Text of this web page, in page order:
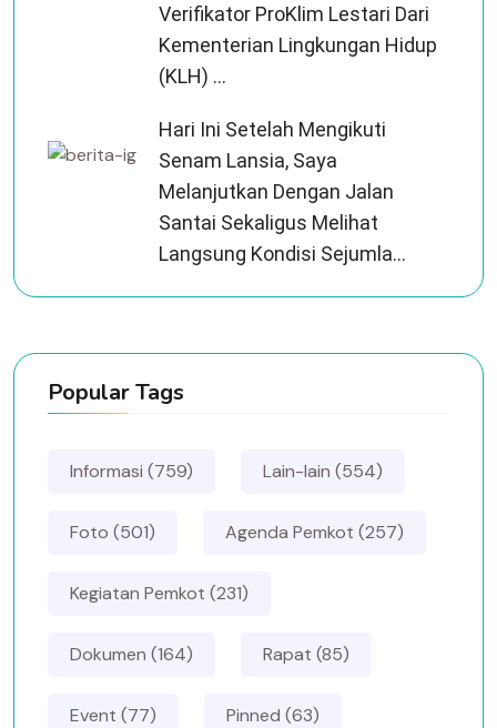
Verifikator ProKlim Lestari Dari
Kementerian Lingkungan Hidup
(KLH) ...
Hari Ini Setelah Mengikuti
Senam Lansia, Saya
Melanjutkan Dengan Jalan
Santai Sekaligus Melihat
Langsung Kondisi Sejumla...
Popular Tags
Informasi (759) Lain-lain (554)
Foto (501) Agenda Pemkot (257)
Kegiatan Pemkot (231)
Dokumen (164) Rapat (85)
Event (77) Pinned (63)